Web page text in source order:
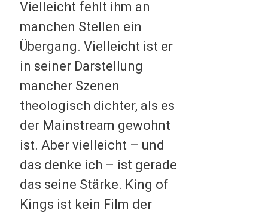
Vielleicht fehlt ihm an
manchen Stellen ein
Übergang. Vielleicht ist er
in seiner Darstellung
mancher Szenen
theologisch dichter, als es
der Mainstream gewohnt
ist. Aber vielleicht – und
das denke ich – ist gerade
das seine Stärke. King of
Kings ist kein Film der